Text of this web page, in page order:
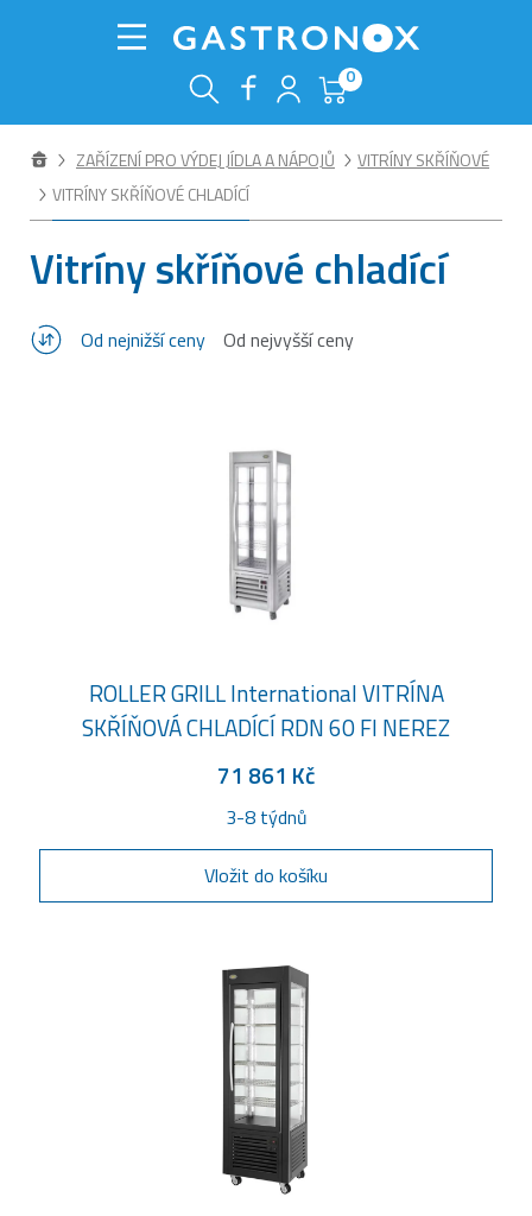
0
ZAŘÍZENÍ PRO VÝDEJ JÍDLA A NÁPOJŮ
VITRÍNY SKŘÍŇOVÉ
VITRÍNY SKŘÍŇOVÉ CHLADÍCÍ
Vitríny skříňové chladící
Od nejnižší ceny Od nejvyšší ceny
ROLLER GRILL International VITRÍNA
SKŘÍŇOVÁ CHLADÍCÍ RDN 60 FI NEREZ
71 861 Kč
3-8 týdnů
Vložit do košíku